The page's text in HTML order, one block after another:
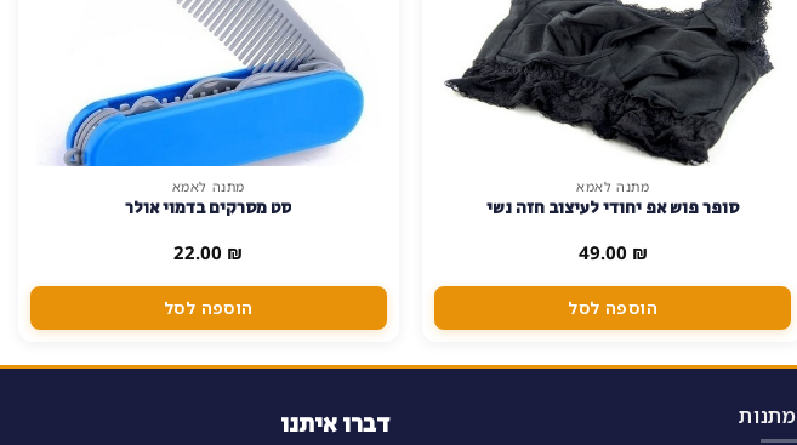
מתנה לאמא
סופר פוש אפ יחודי לעיצוב חזה נשי
49.00 ₪
הוספה לסל
מתנה לאמא
סט מסרקים בדמוי אולר
22.00 ₪
הוספה לסל
מתנות דברו איתנו